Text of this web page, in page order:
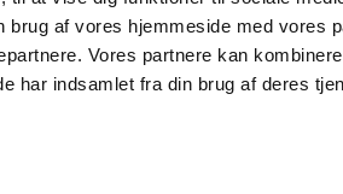
af vores hjemmeside med vores
Vores partnere kan
har indsamlet fra din brug af deres
vores nyhedsmail, indsamler vi
Læs mere om behandlingen af dine